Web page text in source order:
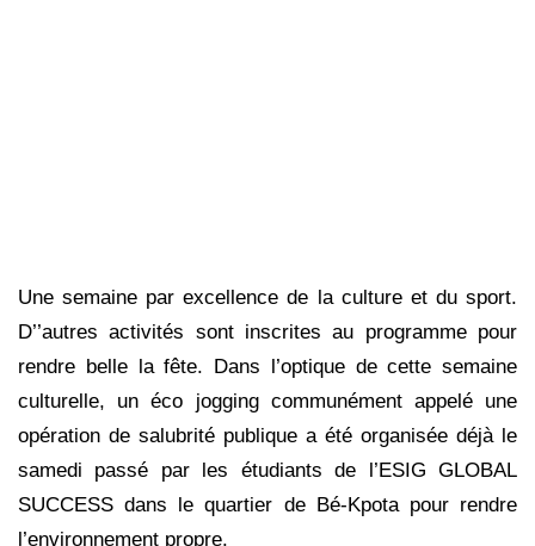
Une semaine par excellence de la culture et du sport.
D’’autres activités sont inscrites au programme pour
rendre belle la fête. Dans l’optique de cette semaine
culturelle, un éco jogging communément appelé une
opération de salubrité publique a été organisée déjà le
samedi passé par les étudiants de l’ESIG GLOBAL
SUCCESS dans le quartier de Bé-Kpota pour rendre
l’environnement propre.